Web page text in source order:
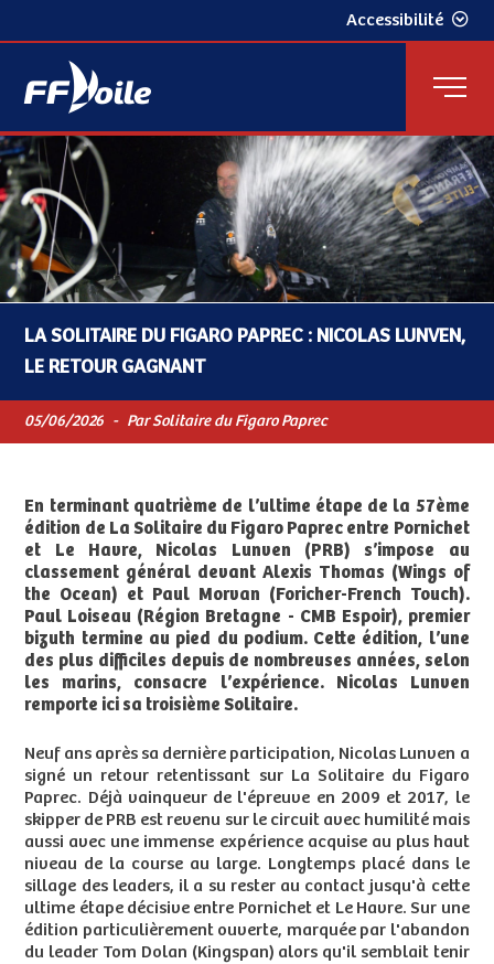
Accessibilité
LA SOLITAIRE DU FIGARO PAPREC : NICOLAS LUNVEN,
LE RETOUR GAGNANT
05/06/2026 - Par Solitaire du Figaro Paprec
En terminant quatrième de l’ultime étape de la 57ème
édition de La Solitaire du Figaro Paprec entre Pornichet
et Le Havre, Nicolas Lunven (PRB) s’impose au
classement général devant Alexis Thomas (Wings of
the Ocean) et Paul Morvan (Foricher-French Touch).
Paul Loiseau (Région Bretagne - CMB Espoir), premier
bizuth termine au pied du podium. Cette édition, l’une
des plus difficiles depuis de nombreuses années, selon
les marins, consacre l’expérience. Nicolas Lunven
remporte ici sa troisième Solitaire.
Neuf ans après sa dernière participation, Nicolas Lunven a
signé un retour retentissant sur La Solitaire du Figaro
Paprec. Déjà vainqueur de l'épreuve en 2009 et 2017, le
skipper de PRB est revenu sur le circuit avec humilité mais
aussi avec une immense expérience acquise au plus haut
niveau de la course au large. Longtemps placé dans le
sillage des leaders, il a su rester au contact jusqu'à cette
ultime étape décisive entre Pornichet et Le Havre. Sur une
édition particulièrement ouverte, marquée par l'abandon
du leader Tom Dolan (Kingspan) alors qu'il semblait tenir